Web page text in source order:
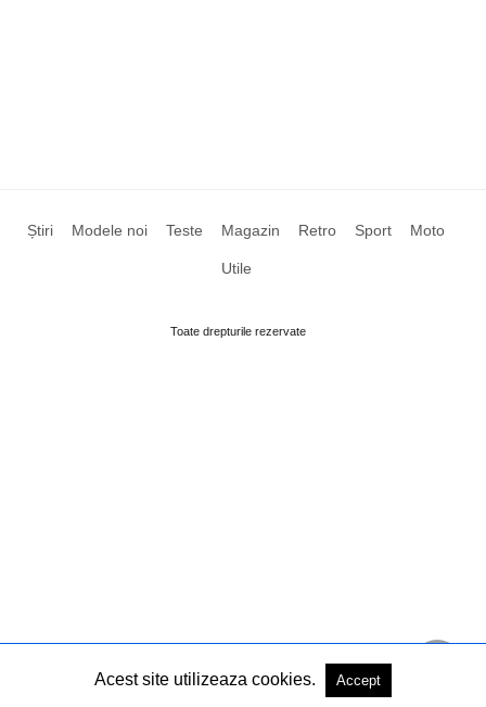
Știri Modele noi Teste Magazin Retro Sport Moto
Utile
Toate drepturile rezervate
Acest site utilizeaza cookies. Accept